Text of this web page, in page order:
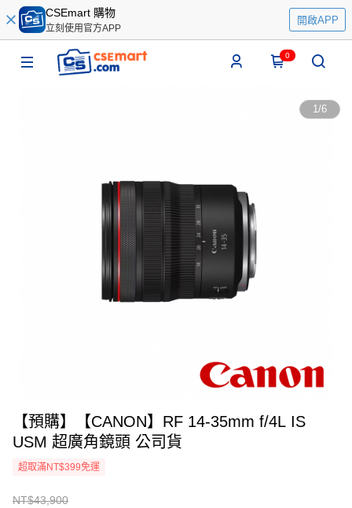
CSEmart 購物
立刻使用官方APP
開啟APP
0
1/6
【預購】【CANON】RF 14-35mm f/4L IS
USM 超廣角鏡頭 公司貨
超取滿NT$399免運
NT$43,900